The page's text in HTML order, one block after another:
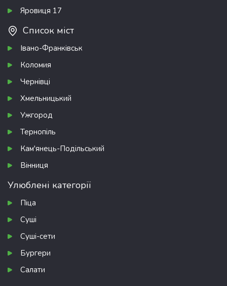
Яровиця 17
Список міст
Івано-Франківськ
Коломия
Чернівці
Хмельницький
Ужгород
Тернопіль
Кам'янець-Подільський
Вінниця
Улюблені категорії
Піца
Суші
Суші-сети
Бургери
Салати